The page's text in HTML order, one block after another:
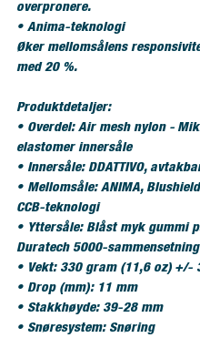
overpronere.
• Anima-teknologi
Øker mellomsålens
med 20 %.
Produktdetaljer:
• Overdel: Air mesh nylon -
elastomer innersåle
• Innersåle: DDATTIVO,
• Mellomsåle: ANIMA,
CCB-teknologi
• Yttersåle: Blåst myk gummi
Duratech 5000-
• Vekt: 330 gram (11,6 oz) +/-
• Drop (mm): 11 mm
• Stakkhøyde: 39-28 mm
• Snøresystem: Snøring